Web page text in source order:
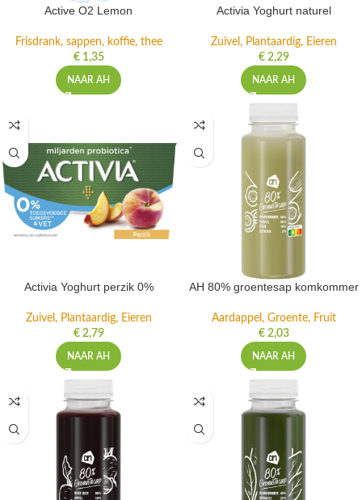
Active O2 Lemon
Frisdrank, sappen, koffie, thee
€1,35
NAAR AH
Activia Yoghurt naturel
Zuivel, Plantaardig, Eieren
€2,29
NAAR AH
Activia Yoghurt perzik 0%
Zuivel, Plantaardig, Eieren
€2,79
NAAR AH
AH 80% groentesap komkommer
Aardappel, Groente, Fruit
€2,03
NAAR AH